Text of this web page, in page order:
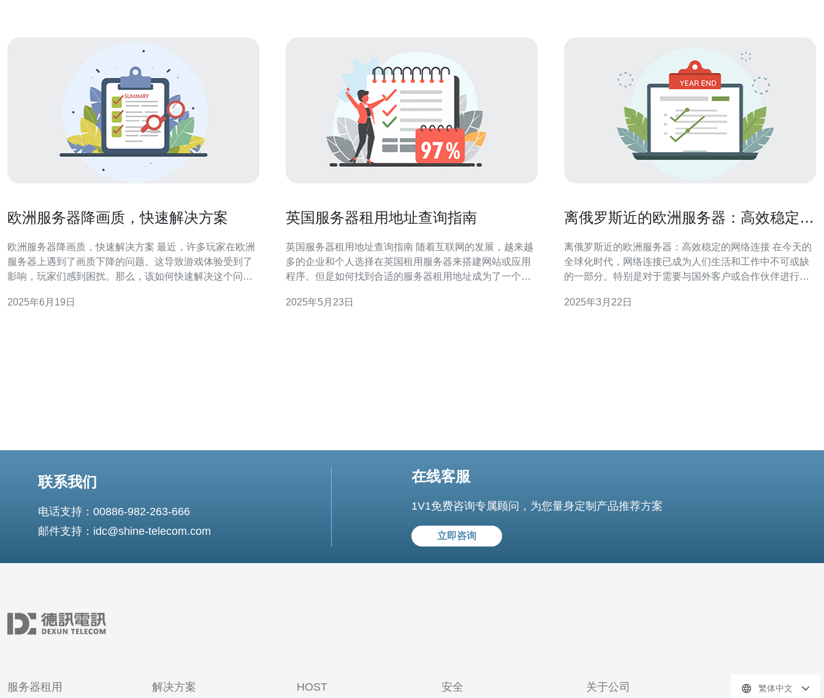
欧洲服务器降画质，快速解决方案
欧洲服务器降画质，快速解决方案 最近，许多玩家在欧洲
服务器上遇到了画质下降的问题。这导致游戏体验受到了
影响，玩家们感到困扰。那么，该如何快速解决这个问题
以下几种方法： 1. 检查网络连接 首先，确保你的网络连接
2025年6月19日
英国服务器租用地址查询指南
英国服务器租用地址查询指南 随着互联网的发展，越来越
多的企业和个人选择在英国租用服务器来搭建网站或应用
程序。但是如何找到合适的服务器租用地址成为了一个难
的方法和建议。 在选择英国服务器租用地址时，有几个关
2025年5月23日
离俄罗斯近的欧洲服务器：高效稳定的
离俄罗斯近的欧洲服务器：高效稳定的网络连接 在今天的
全球化时代，网络连接已成为人们生活和工作中不可或缺
的一部分。特别是对于需要与国外客户或合作伙伴进行频
绍离俄罗斯近的欧洲服务器，为您提供高效稳定的网络连
2025年3月22日
联系我们
电话支持：00886-982-263-666
邮件支持：idc@shine-telecom.com
在线客服
1V1免费咨询专属顾问，为您量身定制产品推荐方案
立即咨询
服务器租用 解决方案 HOST 安全 关于公司 繁体中文